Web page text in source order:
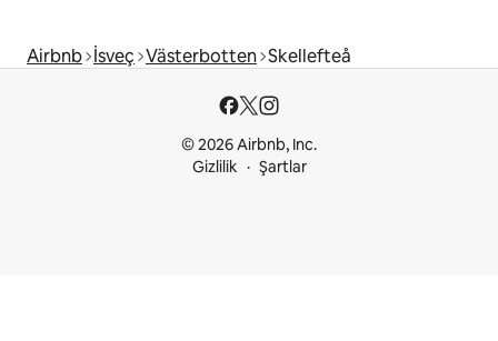
Airbnb İsveç Västerbotten Skellefteå
© 2026 Airbnb, Inc.
Gizlilik
Şartlar